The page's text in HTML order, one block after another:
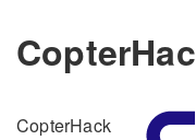
CopterHack